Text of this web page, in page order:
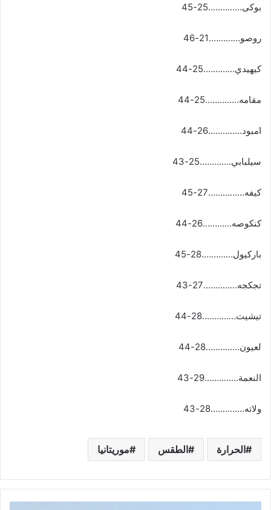
بوكى…………..25-45
روصو………….21-46
كيهيدي………….25-44
مقامه…………..25-44
امبود…………..26-44
سيلبابي………….25-43
كيفه……………27-45
كنكوصه…………26-44
باركيول………….28-45
تجكجه…………..27-43
تيشيت…………..28-44
لعيون…………..28-44
النعمة…………..29-43
ولاته…………..28-43
الحرارة الطقس موريتانيا